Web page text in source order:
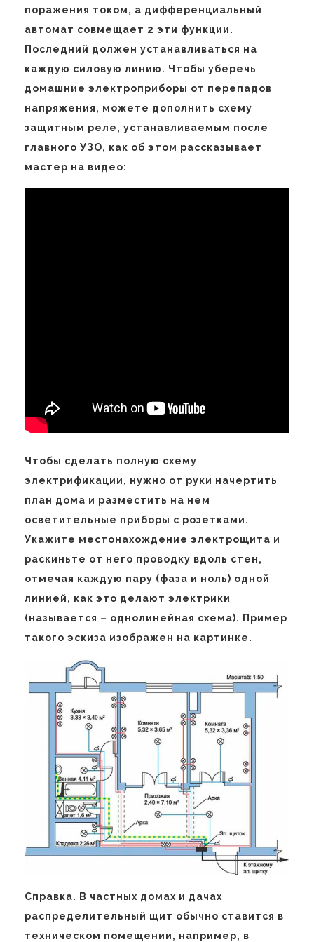
поражения током, а дифференциальный
автомат совмещает 2 эти функции.
Последний должен устанавливаться на
каждую силовую линию. Чтобы уберечь
домашние электроприборы от перепадов
напряжения, можете дополнить схему
защитным реле, устанавливаемым после
главного УЗО, как об этом рассказывает
мастер на видео:
Чтобы сделать полную схему
электрификации, нужно от руки начертить
план дома и разместить на нем
осветительные приборы с розетками.
Укажите местонахождение электрощита и
раскиньте от него проводку вдоль стен,
отмечая каждую пару (фаза и ноль) одной
линией, как это делают электрики
(называется – однолинейная схема). Пример
такого эскиза изображен на картинке.
Справка. В частных домах и дачах
распределительный щит обычно ставится в
техническом помещении, например, в